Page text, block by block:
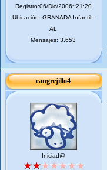
Registro:06/Dic/2006~21:20
Ubicación: GRANADA Infantil -
AL
Mensajes: 3.653
cangrejillo4
Iniciad@